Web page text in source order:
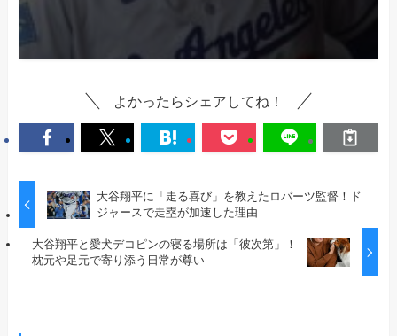
よかったらシェアしてね！
大谷翔平に「走る喜び」を教えたロバーツ監督！ド
ジャースで走塁が加速した理由
大谷翔平と愛犬デコピンの寝る場所は「彼次第」！
枕元や足元で寄り添う日常が尊い